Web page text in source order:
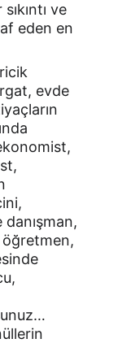
ve
eden en
evde
danışman,
öğretmen,